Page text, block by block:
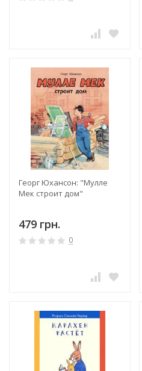
Георг Юхансон: "Мулле
Мек строит дом"
479 грн.
0